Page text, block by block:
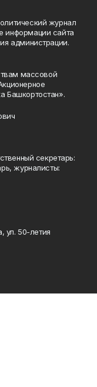
журнал
информации сайта
администрации.
массовой
Башкортостан».
секретарь:
журналисты:
ул. 50-летия